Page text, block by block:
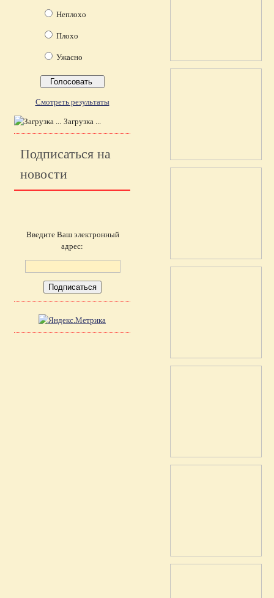
Неплохо
Плохо
Ужасно
Смотреть результаты
Загрузка ...
Подписаться на
новости
Введите Ваш электронный
адрес: